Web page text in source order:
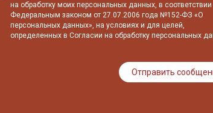
на обработку моих персональных данных, в соответствии
Федеральным законом от 27.07.2006 года №152-ФЗ «О
персональных данных», на условиях и для целей,
определенных в Согласии на обработку персональных